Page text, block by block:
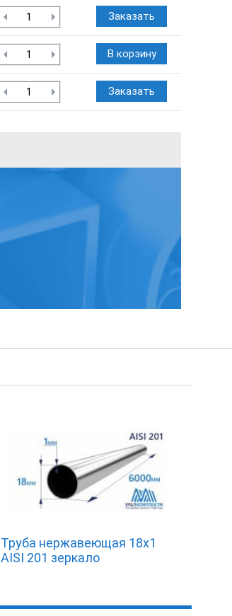
Заказать
В корзину
Заказать
Труба нержавеющая 18х1
AISI 201 зеркало